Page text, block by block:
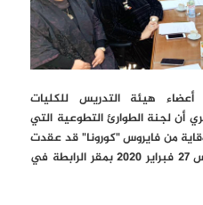
هيئة التدريس للكليات
أن لجنة الطوارئ التطوعية التي
من فايروس "كورونا" قد عقدت
أولى اجتماعاتها صباح يوم الخميس 27 فبراير 2020 بمقر الرابطة في